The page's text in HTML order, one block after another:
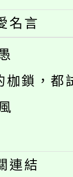
名言
枷鎖，都
連結